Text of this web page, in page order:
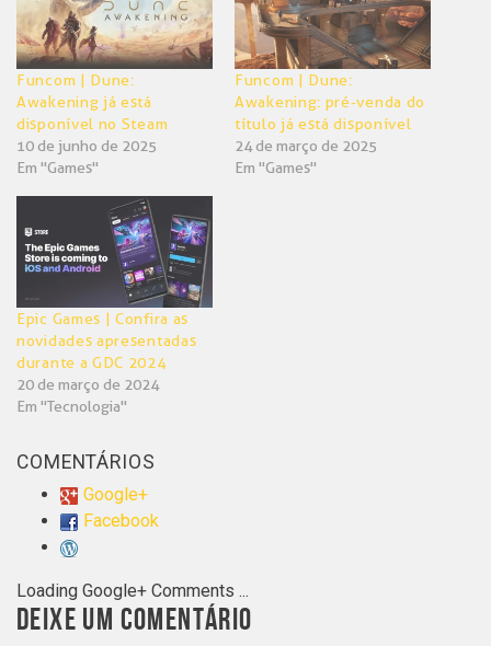
Funcom | Dune:
Awakening já está
disponível no Steam
10 de junho de 2025
Em "Games"
Funcom | Dune:
Awakening: pré-venda do
título já está disponível
24 de março de 2025
Em "Games"
Epic Games | Confira as
novidades apresentadas
durante a GDC 2024
20 de março de 2024
Em "Tecnologia"
COMENTÁRIOS
Google+
Facebook
Loading Google+ Comments ...
DEIXE UM COMENTÁRIO